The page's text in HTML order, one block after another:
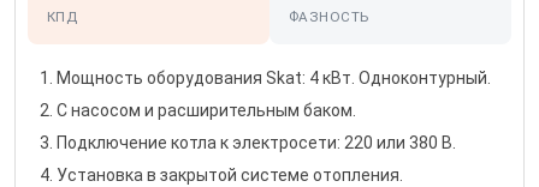
КПД ФАЗНОСТЬ
Мощность оборудования Skat: 4 кВт. Одноконтурный.
С насосом и расширительным баком.
Подключение котла к электросети: 220 или 380 В.
Установка в закрытой системе отопления.